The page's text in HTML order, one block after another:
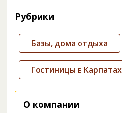
Рубрики
Базы, дома отдыха
Гостиницы в Карпатах
О компании